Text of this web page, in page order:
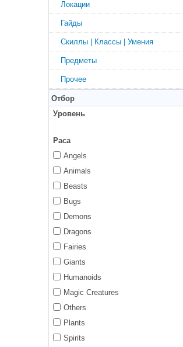
Локации
Гайды
Скиллы | Классы | Умения
Предметы
Прочее
Отбор
Уровень
Раса
Angels
Animals
Beasts
Bugs
Demons
Dragons
Fairies
Giants
Humanoids
Magic Creatures
Others
Plants
Spirits